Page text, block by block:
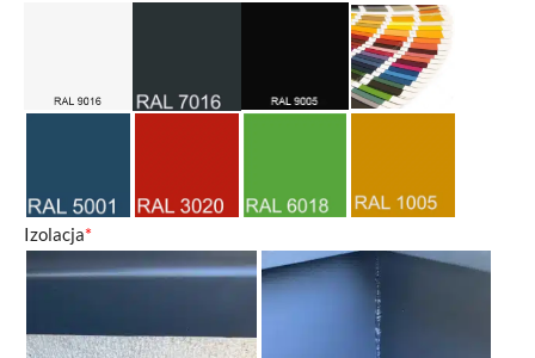
*
Izolacja